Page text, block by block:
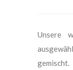
Unsere
gemischt.